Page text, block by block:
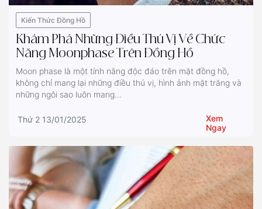
Kiến Thức Đồng Hồ
Khám Phá Những Điều Thú Vị Về Chức
Năng Moonphase Trên Đồng Hồ
Moon phase là một tính năng độc đáo trên mặt đồng hồ,
không chỉ mang lại những điều thú vị, hình ảnh mặt trăng và
những ngôi sao luôn mang...
Thứ 2 13/01/2025
Xem
Ngay